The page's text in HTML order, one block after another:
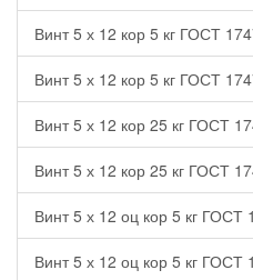
Винт 5 х 12 кор 5 кг ГОСТ
Винт 5 х 12 кор 5 кг ГОСТ
Винт 5 х 12 кор 25 кг ГОСТ
Винт 5 х 12 кор 25 кг ГОСТ
Винт 5 х 12 оц кор 5 кг ГОСТ
Винт 5 х 12 оц кор 5 кг